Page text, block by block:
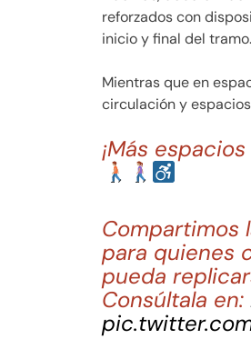
reforzados con
inicio y final del tramo.
Mientras que en
circulación y
¡Más
Compartimos
para quienes
pueda
Consúltala en: